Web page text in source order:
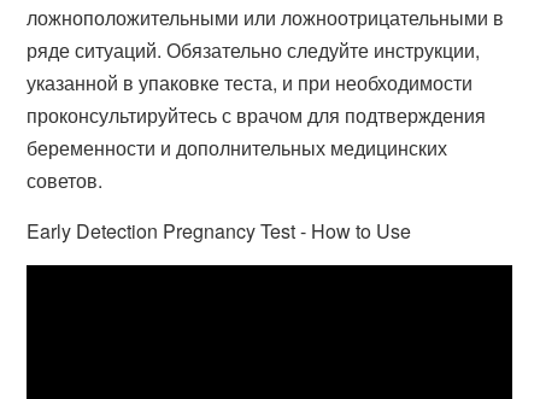
ложноположительными или ложноотрицательными в
ряде ситуаций. Обязательно следуйте инструкции,
указанной в упаковке теста, и при необходимости
проконсультируйтесь с врачом для подтверждения
беременности и дополнительных медицинских
советов.
Early Detection Pregnancy Test - How to Use